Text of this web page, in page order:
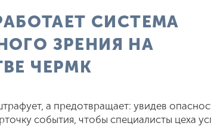
СИСТЕМА
ЗРЕНИЯ НА
ЧЕРМК
а предотвращает: увидев
события, чтобы специалисты цеха